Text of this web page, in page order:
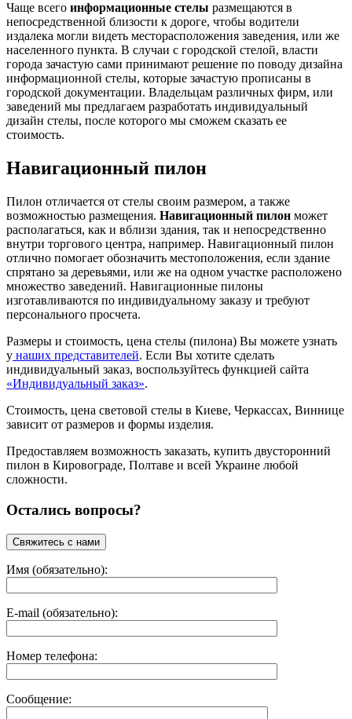
Чаще всего информационные стелы размещаются в
непосредственной близости к дороге, чтобы водители
издалека могли видеть месторасположения заведения, или же
населенного пункта. В случаи с городской стелой, власти
города зачастую сами принимают решение по поводу дизайна
информационной стелы, которые зачастую прописаны в
городской документации. Владельцам различных фирм, или
заведений мы предлагаем разработать индивидуальный
дизайн стелы, после которого мы сможем сказать ее
стоимость.
Навигационный пилон
Пилон отличается от стелы своим размером, а также
возможностью размещения. Навигационный пилон может
располагаться, как и вблизи здания, так и непосредственно
внутри торгового центра, например. Навигационный пилон
отлично помогает обозначить местоположения, если здание
спрятано за деревьями, или же на одном участке расположено
множество заведений. Навигационные пилоны
изготавливаются по индивидуальному заказу и требуют
персонального просчета.
Размеры и стоимость, цена стелы (пилона) Вы можете узнать
у наших представителей. Если Вы хотите сделать
индивидуальный заказ, воспользуйтесь функцией сайта
«Индивидуальный заказ».
Стоимость, цена световой стелы в Киеве, Черкассах, Виннице
зависит от размеров и формы изделия.
Предоставляем возможность заказать, купить двусторонний
пилон в Кировограде, Полтаве и всей Украине любой
сложности.
Остались вопросы?
Имя (обязательно):
E-mail (обязательно):
Номер телефона:
Сообщение: